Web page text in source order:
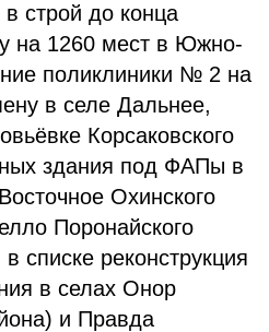
в строй до конца
на 1260 мест в Южно-
поликлиники № 2 на
в селе Дальнее,
Корсаковского
здания под ФАПы в
Охинского
Поронайского
списке реконструкция
в селах Онор
и Правда